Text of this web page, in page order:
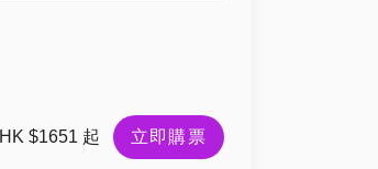
HK $1651 起 立即購票